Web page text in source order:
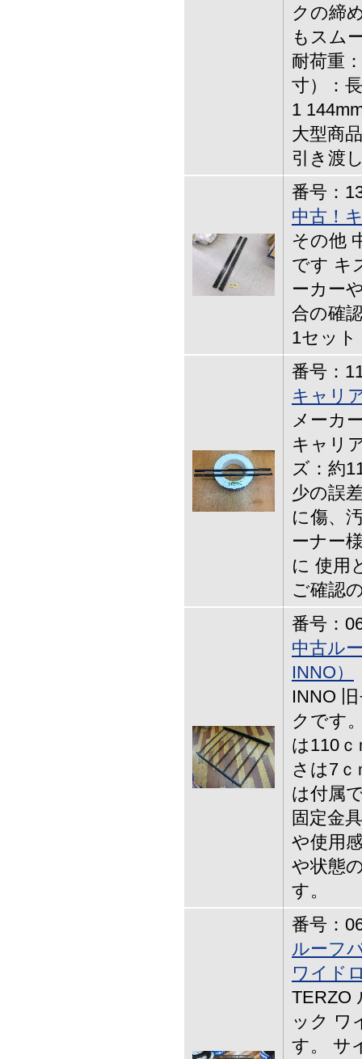
クの締
もスム
耐荷重
寸）：
1
大型商
引き渡
番号：
中古！
その他
です キ
ーカー
合の確
1セッ
番号：
キャリ
メーカ
キャリ
ズ：約
少の誤
に傷、
ーナー
に 使用
ご確認
番号：
中古ル
INNO）
INNO
クです
は110
さは7
は付属
固定金
や使用
や状態
す。
番号：
ルーフ
ワイド
TERZO
ック ワ
す。 サ